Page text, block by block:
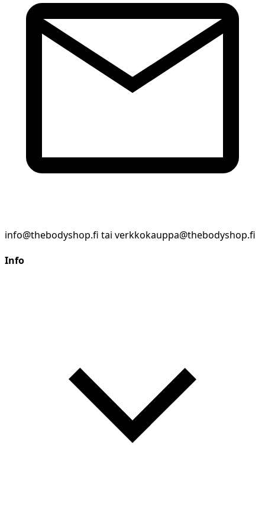
info@thebodyshop.fi tai verkkokauppa@thebodyshop.fi
Info